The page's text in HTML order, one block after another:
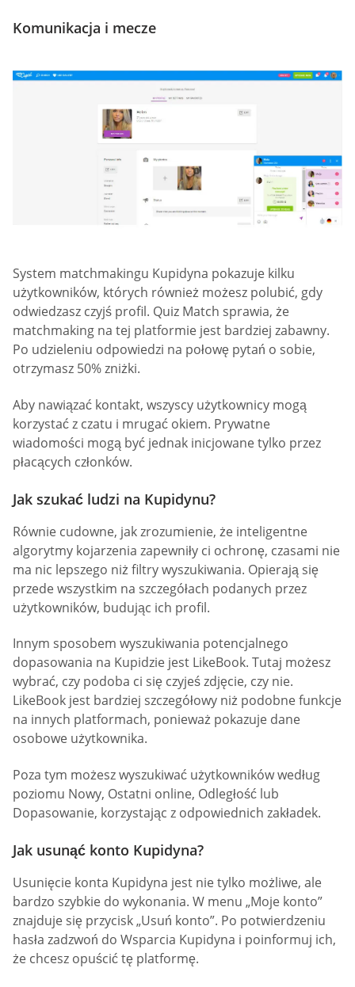
Komunikacja i mecze
System matchmakingu Kupidyna pokazuje kilku
użytkowników, których również możesz polubić, gdy
odwiedzasz czyjś profil. Quiz Match sprawia, że
matchmaking na tej platformie jest bardziej zabawny.
Po udzieleniu odpowiedzi na połowę pytań o sobie,
otrzymasz 50% zniżki.
Aby nawiązać kontakt, wszyscy użytkownicy mogą
korzystać z czatu i mrugać okiem. Prywatne
wiadomości mogą być jednak inicjowane tylko przez
płacących członków.
Jak szukać ludzi na Kupidynu?
Równie cudowne, jak zrozumienie, że inteligentne
algorytmy kojarzenia zapewniły ci ochronę, czasami nie
ma nic lepszego niż filtry wyszukiwania. Opierają się
przede wszystkim na szczegółach podanych przez
użytkowników, budując ich profil.
Innym sposobem wyszukiwania potencjalnego
dopasowania na Kupidzie jest LikeBook. Tutaj możesz
wybrać, czy podoba ci się czyjeś zdjęcie, czy nie.
LikeBook jest bardziej szczegółowy niż podobne funkcje
na innych platformach, ponieważ pokazuje dane
osobowe użytkownika.
Poza tym możesz wyszukiwać użytkowników według
poziomu Nowy, Ostatni online, Odległość lub
Dopasowanie, korzystając z odpowiednich zakładek.
Jak usunąć konto Kupidyna?
Usunięcie konta Kupidyna jest nie tylko możliwe, ale
bardzo szybkie do wykonania. W menu „Moje konto”
znajduje się przycisk „Usuń konto”. Po potwierdzeniu
hasła zadzwoń do Wsparcia Kupidyna i poinformuj ich,
że chcesz opuścić tę platformę.